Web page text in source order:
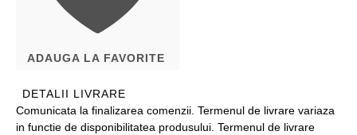
ADAUGA LA FAVORITE
DETALII LIVRARE
Comunicata la finalizarea comenzii. Termenul de livrare variaza
in functie de disponibilitatea produsului. Termenul de livrare